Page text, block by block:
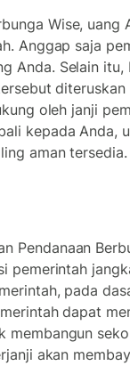
Wise,
Anggap saja
Anda. Selain
oleh janji
kepada Anda,
aman tersedia.
Pendanaan
pemerintah
pada
dapat
membangun
akan